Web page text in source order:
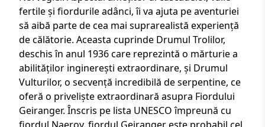
fertile și fiordurile adânci, îi va ajuta pe aventuriei
să aibă parte de cea mai suprarealistă experiență
de călătorie. Aceasta cuprinde Drumul Trolilor,
deschis în anul 1936 care reprezintă o mărturie a
abilităților inginerești extraordinare, și Drumul
Vulturilor, o secvență incredibilă de serpentine, ce
oferă o priveliște extraordinară asupra Fiordului
Geiranger. Înscris pe lista UNESCO împreună cu